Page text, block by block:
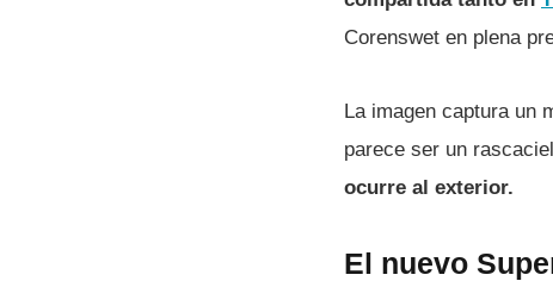
Corenswet en plena
La imagen captura un
parece ser un
ocurre al exterior.
El nuevo